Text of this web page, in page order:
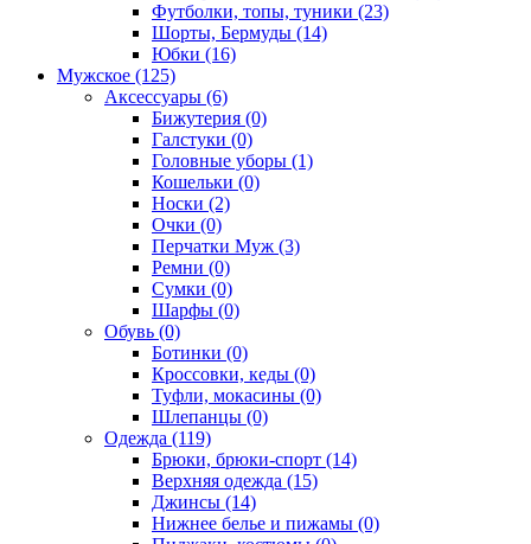
Футболки, топы, туники (23)
Шорты, Бермуды (14)
Юбки (16)
Мужское (125)
Аксессуары (6)
Бижутерия (0)
Галстуки (0)
Головные уборы (1)
Кошельки (0)
Носки (2)
Очки (0)
Перчатки Муж (3)
Ремни (0)
Сумки (0)
Шарфы (0)
Обувь (0)
Ботинки (0)
Кроссовки, кеды (0)
Туфли, мокасины (0)
Шлепанцы (0)
Одежда (119)
Брюки, брюки-спорт (14)
Верхняя одежда (15)
Джинсы (14)
Нижнее белье и пижамы (0)